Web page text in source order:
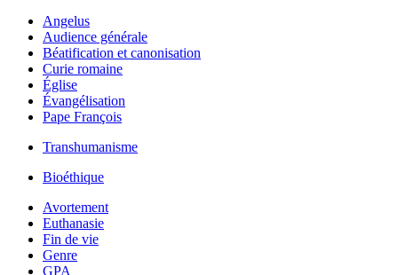
Angelus
Audience générale
Béatification et canonisation
Curie romaine
Église
Évangélisation
Pape François
Transhumanisme
Bioéthique
Avortement
Euthanasie
Fin de vie
Genre
GPA